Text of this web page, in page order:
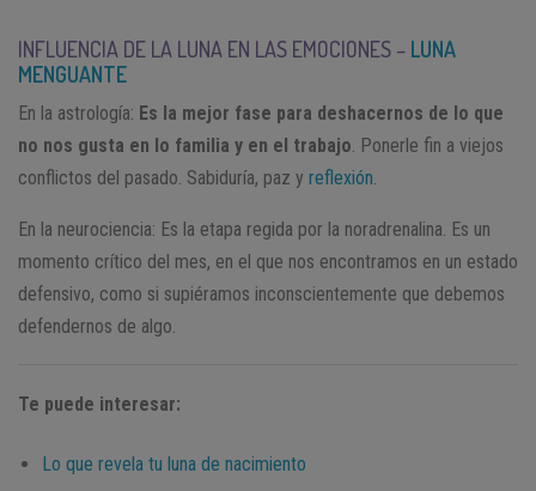
INFLUENCIA DE LA LUNA EN LAS EMOCIONES – LUNA
MENGUANTE
En la astrología: Es la mejor fase para deshacernos de lo que
no nos gusta en lo familia y en el trabajo . Ponerle fin a viejos
conflictos del pasado. Sabiduría, paz y reflexión
En la neurociencia: Es la etapa regida por la noradrenalina. Es un
momento crítico del mes, en el que nos encontramos en un estado
defensivo, como si supiéramos inconscientemente que debemos
defendernos de algo.
Te puede interesar:
Lo que revela tu luna de nacimiento